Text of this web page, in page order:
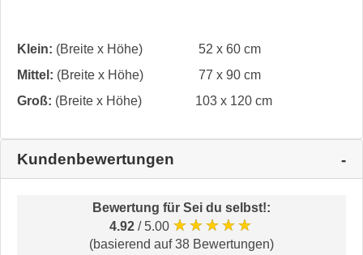
Klein: (Breite x Höhe)
52 x 60 cm
Mittel: (Breite x Höhe)
77 x 90 cm
Groß: (Breite x Höhe) 103 x 120 cm
Kundenbewertungen
Bewertung für Sei du selbst!:
4.92 / 5.00 ★★★★★
(basierend auf 38 Bewertungen)